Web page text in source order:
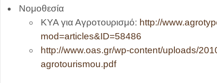
Νομοθεσία
ΚΥΑ για Αγροτουρισμό: http://
mod=articles&ID=58486
http://www.oas.gr/wp-content/uploads/
agrotourismou.pdf